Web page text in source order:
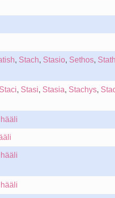
, Stach, Stasio, Sethos,
Staci, Stasi, Stasia, Stachys,